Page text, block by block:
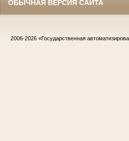
ОБЫЧНАЯ ВЕРСИЯ САЙТА
2006-2026 «Государственная